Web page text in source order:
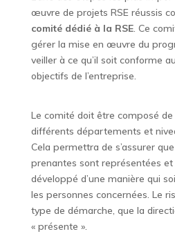
œuvre de projets RSE réussis
comité dédié à la RSE. Ce
gérer la mise en œuvre du
veiller à ce qu’il soit conforme
objectifs de l’entreprise.
Le comité doit être composé
différents départements et
Cela permettra de s’assurer
prenantes sont représentées
développé d’une manière qui
les personnes concernées. Le
type de démarche, que la
« présente ».